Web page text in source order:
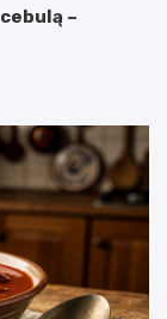
–